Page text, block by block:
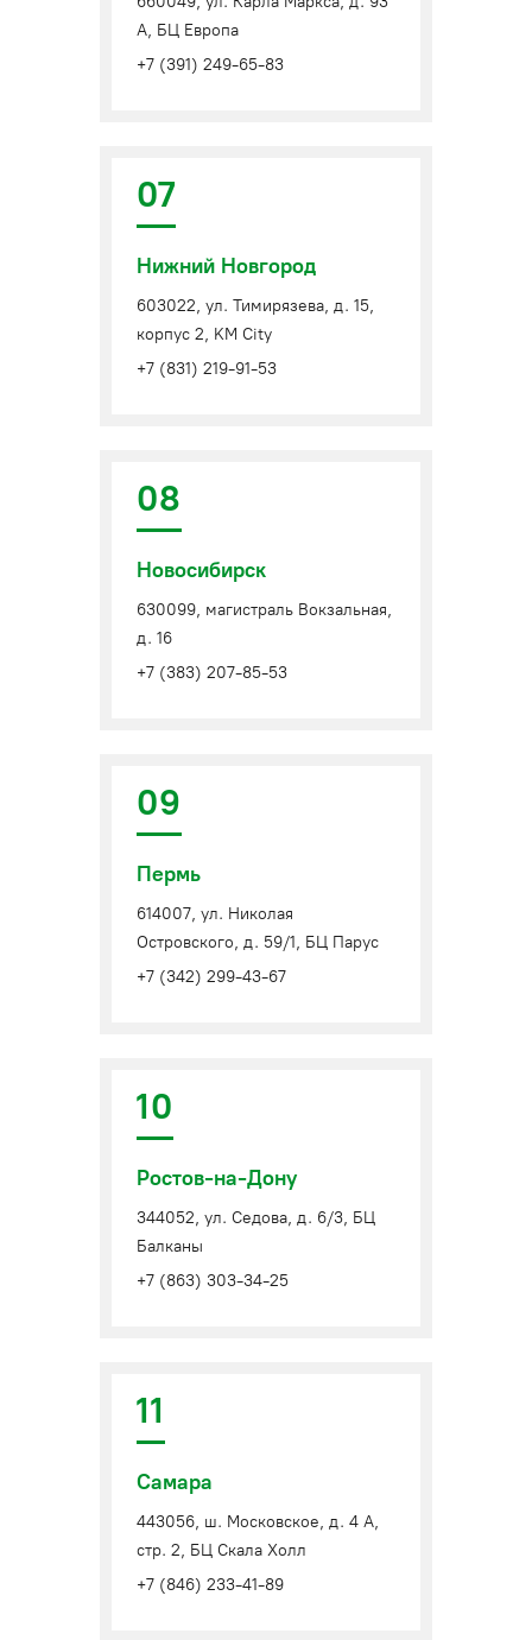
А, БЦ Европа
+7 (391) 249-65-83
07
Нижний Новгород
603022, ул. Тимирязева, д. 15,
корпус 2, KM City
+7 (831) 219-91-53
08
Новосибирск
630099, магистраль Вокзальная,
д. 16
+7 (383) 207-85-53
09
Пермь
614007, ул. Николая
Островского, д. 59/1, БЦ Парус
+7 (342) 299-43-67
10
Ростов-на-Дону
344052, ул. Седова, д. 6/3, БЦ
Балканы
+7 (863) 303-34-25
11
Самара
443056, ш. Московское, д. 4 А,
стр. 2, БЦ Скала Холл
+7 (846) 233-41-89